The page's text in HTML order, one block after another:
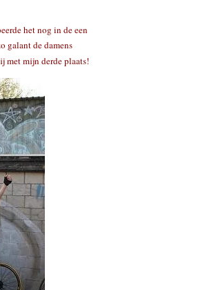
het nog in de een
galant de damens
met mijn derde plaats!